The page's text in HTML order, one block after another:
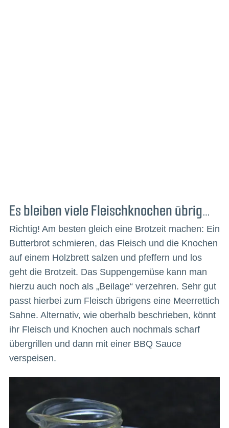
Es bleiben viele Fleischknochen übrig…
Richtig! Am besten gleich eine Brotzeit machen: Ein
Butterbrot schmieren, das Fleisch und die Knochen
auf einem Holzbrett salzen und pfeffern und los
geht die Brotzeit. Das Suppengemüse kann man
hierzu auch noch als „Beilage“ verzehren. Sehr gut
passt hierbei zum Fleisch übrigens eine Meerrettich
Sahne. Alternativ, wie oberhalb beschrieben, könnt
ihr Fleisch und Knochen auch nochmals scharf
übergrillen und dann mit einer BBQ Sauce
verspeisen.